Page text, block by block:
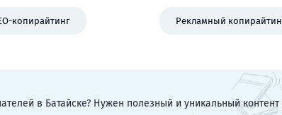
копирайтинг Рекламный
в Батайске? Нужен полезный и уникальный контент